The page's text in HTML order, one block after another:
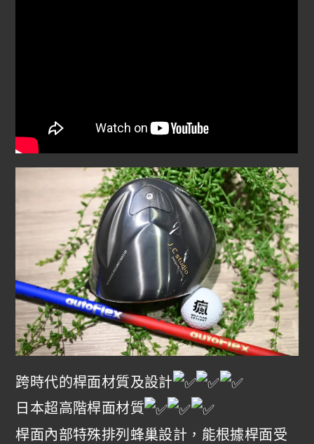
跨時代的桿面材質及設計
日本超高階桿面材質
桿面內部特殊排列蜂巢設計，能根據桿面受